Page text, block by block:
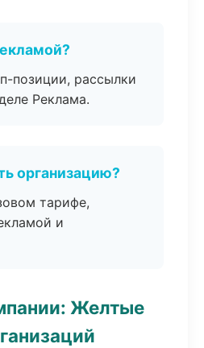
позиции, рассылки
Реклама.
организацию?
тарифе,
и
Желтые